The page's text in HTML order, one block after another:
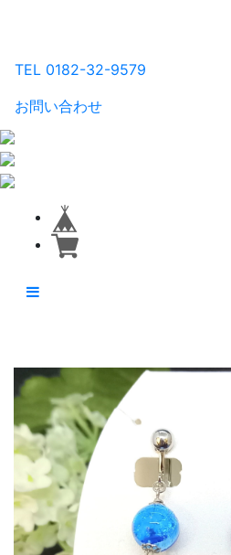
TEL 0182-32-9579
お問い合わせ